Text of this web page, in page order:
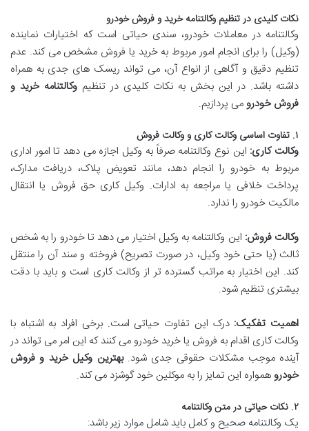
نکات کلیدی در تنظیم وکالتنامه خرید و فروش خودرو
وکالتنامه در معاملات خودرو، سندی حیاتی است که اختیارات نماینده
(وکیل) را برای انجام امور مربوط به خرید یا فروش مشخص می کند. عدم
تنظیم دقیق و آگاهی از انواع آن، می تواند ریسک های جدی به همراه
داشته باشد. در این بخش به نکات کلیدی در تنظیموکالتنامه خرید و
فروش خودرومی پردازیم.
۱. تفاوت اساسی وکالت کاری و وکالت فروش
وکالت کاری: این نوع وکالتنامه صرفاً به وکیل اجازه می دهد تا امور اداری
مربوط به خودرو را انجام دهد، مانند تعویض پلاک، دریافت مدارک،
پرداخت خلافی یا مراجعه به ادارات. وکیل کاری حق فروش یا انتقال
مالکیت خودرو را ندارد.
وکالت فروش: این وکالتنامه به وکیل اختیار می دهد تا خودرو را به شخص
ثالث (یا حتی خود وکیل، در صورت تصریح) فروخته و سند آن را منتقل
کند. این اختیار به مراتب گسترده تر از وکالت کاری است و باید با دقت
بیشتری تنظیم شود.
اهمیت تفکیک: درک این تفاوت حیاتی است. برخی افراد به اشتباه با
وکالت کاری اقدام به فروش یا خرید خودرو می کنند که این امر می تواند در
آینده موجب مشکلات حقوقی جدی شود.بهترین وکیل خرید و فروش
خودروهمواره این تمایز را به موکلین خود گوشزد می کند.
۲. نکات حیاتی در متن وکالتنامه
یک وکالتنامه صحیح و کامل باید شامل موارد زیر باشد: